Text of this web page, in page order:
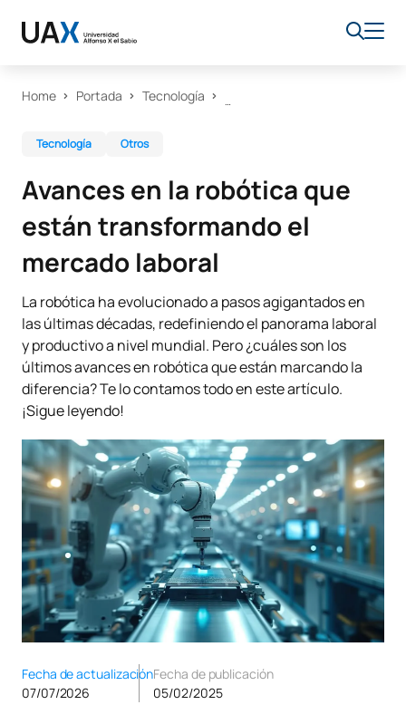
Home Portada Tecnología
Tecnología Otros
Avances en la robótica que
están transformando el
mercado laboral
La robótica ha evolucionado a pasos agigantados en
las últimas décadas, redefiniendo el panorama laboral
y productivo a nivel mundial. Pero ¿cuáles son los
últimos avances en robótica que están marcando la
diferencia? Te lo contamos todo en este artículo.
¡Sigue leyendo!
Fecha de actualización
07/07/2026
Fecha de publicación
05/02/2025